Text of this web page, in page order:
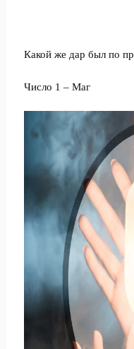
Какой же дар был по
Число 1 – Маг